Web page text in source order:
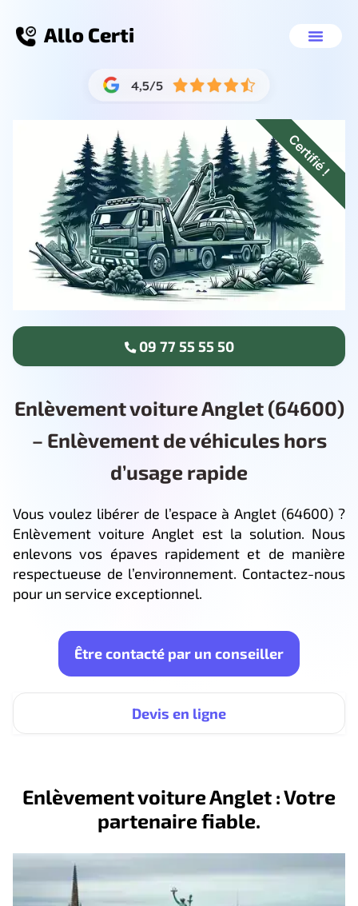
Allo Certi
Enlèvement voiture Anglet (64600)
– Enlèvement de véhicules hors
d’usage rapide
Vous voulez libérer de l’espace à Anglet (64600) ?
Enlèvement voiture Anglet est la solution. Nous
enlevons vos épaves rapidement et de manière
respectueuse de l’environnement. Contactez-nous
pour un service exceptionnel.
Être contacté par un conseiller
Devis en ligne
Certifié !
09 77 55 55 50
Enlèvement voiture Anglet : Votre
partenaire fiable.